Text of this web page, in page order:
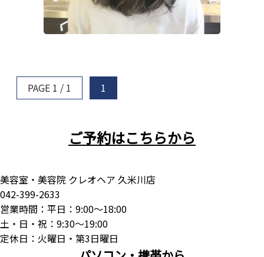
PAGE 1 / 1 1
ご予約はこちらから
美容室・美容院 クレオヘア 久米川店
042-399-2633
営業時間：平日：9:00～18:00
土・日・祝：9:30～19:00
定休日：火曜日・第3日曜日